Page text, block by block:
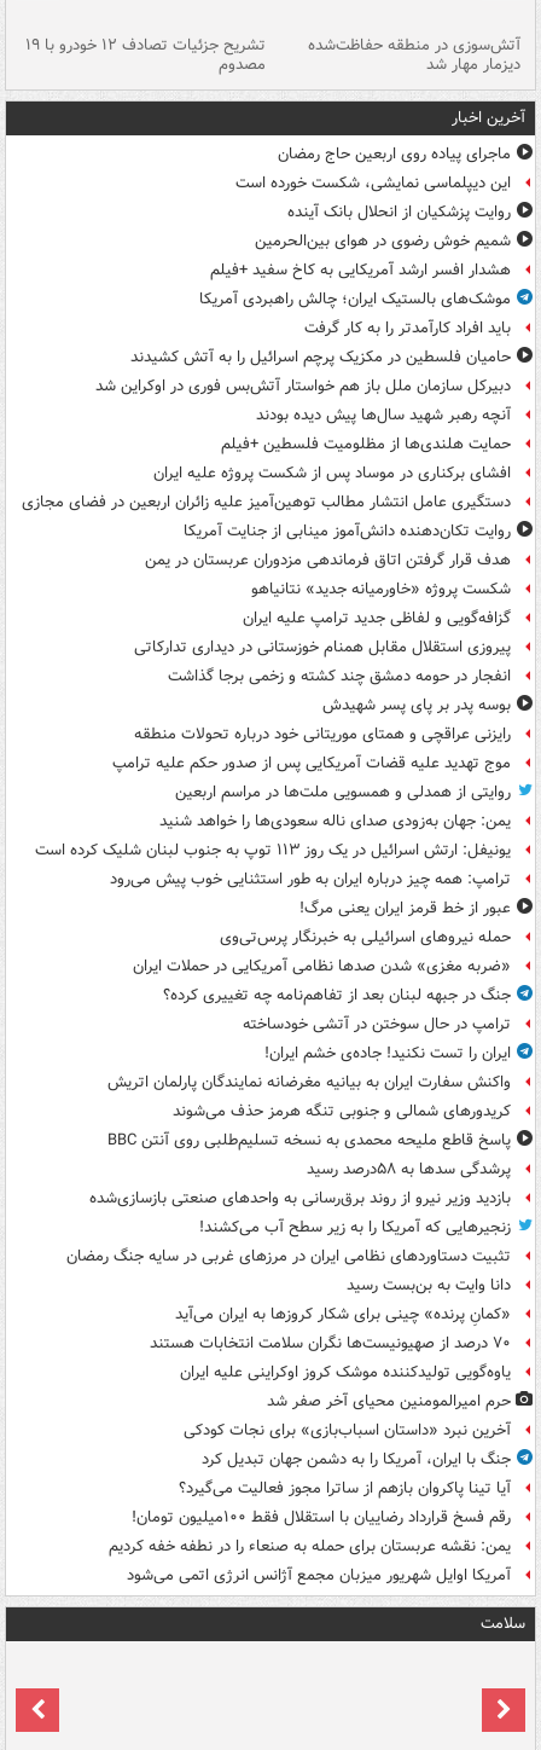
آتش‌سوزی در منطقه حفاظت‌شده
دیزمار مهار شد
تشریح جزئیات تصادف ۱۲ خودرو با ۱۹
مصدوم
آخرین اخبار
ماجرای پیاده روی اربعین حاج رمضان
این دیپلماسی نمایشی، شکست خورده است
روایت پزشکیان از انحلال بانک آینده
شمیم خوش رضوی در هوای بین‌الحرمین
هشدار افسر ارشد آمریکایی به کاخ سفید +فیلم
موشک‌های بالستیک ایران؛ چالش راهبردی آمریکا
باید افراد کارآمدتر را به کار گرفت
حامیان فلسطین در مکزیک پرچم اسرائیل را به آتش کشیدند
دبیرکل سازمان ملل باز هم خواستار آتش‌بس فوری در اوکراین شد
آنچه رهبر شهید سال‌ها پیش دیده بودند
حمایت هلندی‌ها از مظلومیت فلسطین +فیلم
افشای برکناری در موساد پس از شکست پروژه علیه ایران
دستگیری عامل انتشار مطالب توهین‌آمیز علیه زائران اربعین در فضای مجازی
روایت تکان‌دهنده دانش‌آموز مینابی از جنایت آمریکا
هدف قرار گرفتن اتاق‌ فرماندهی مزدوران عربستان در یمن
شکست پروژه «خاورمیانه جدید» نتانیاهو
گزافه‌گویی و لفاظی جدید ترامپ علیه ایران
پیروزی استقلال مقابل همنام خوزستانی در دیداری تدارکاتی
انفجار در حومه دمشق چند کشته و زخمی برجا گذاشت
بوسه‌ پدر بر پای پسر شهیدش
رایزنی عراقچی و همتای موریتانی خود درباره تحولات منطقه
موج تهدید علیه قضات آمریکایی پس از صدور حکم علیه ترامپ
روایتی از همدلی و همسویی ملت‌ها در مراسم اربعین
یمن: جهان به‌زودی صدای ناله سعودی‌ها را خواهد شنید
یونیفل: ارتش اسرائیل در یک روز ۱۱۳ توپ به جنوب لبنان شلیک کرده است
ترامپ: همه چیز درباره ایران به طور استثنایی خوب پیش می‌رود
عبور از خط قرمز ایران یعنی مرگ!
حمله نیروهای اسرائیلی به خبرنگار پرس‌تی‌وی
«ضربه مغزی» شدن صدها نظامی آمریکایی در حملات ایران
جنگ در جبهه لبنان بعد از تفاهم‌نامه چه تغییری کرده؟
ترامپ در حال سوختن در آتشی خودساخته
ایران را تست نکنید! جاده‌ی خشم ایران!
واکنش سفارت ایران به بیانیه مغرضانه نمایندگان پارلمان اتریش
کریدورهای شمالی و جنوبی تنگه هرمز حذف می‌شوند
پاسخ قاطع ملیحه محمدی به نسخه تسلیم‌طلبی روی آنتن BBC
پرشدگی سدها به ۵۸درصد رسید
بازدید وزیر نیرو از روند برق‌رسانی به واحدهای صنعتی بازسازی‌شده
زنجیرهایی که آمریکا را به زیر سطح آب می‌کشند!
تثبیت دستاوردهای نظامی ایران در مرزهای غربی در سایه جنگ رمضان
دانا وایت به بن‌بست رسید
«کمانِ پرنده» چینی برای شکار کروزها به ایران می‌آید
۷۰ درصد از صهیونیست‌ها نگران سلامت انتخابات هستند
یاوه‌گویی تولیدکننده موشک کروز اوکراینی علیه ایران
حرم امیرالمومنین محیای آخر صفر شد
آخرین نبرد «داستان اسباب‌بازی» برای نجات کودکی
جنگ با ایران، آمریکا را به دشمن جهان تبدیل کرد
آیا تینا پاکروان بازهم از ساترا مجوز فعالیت می‌گیرد؟
رقم فسخ قرارداد رضاییان با استقلال فقط ۱۰۰میلیون تومان!
یمن: نقشه عربستان برای حمله به صنعاء را در نطفه خفه کردیم
آمریکا اوایل شهریور میزبان مجمع آژانس انرژی اتمی می‌شود
سلامت